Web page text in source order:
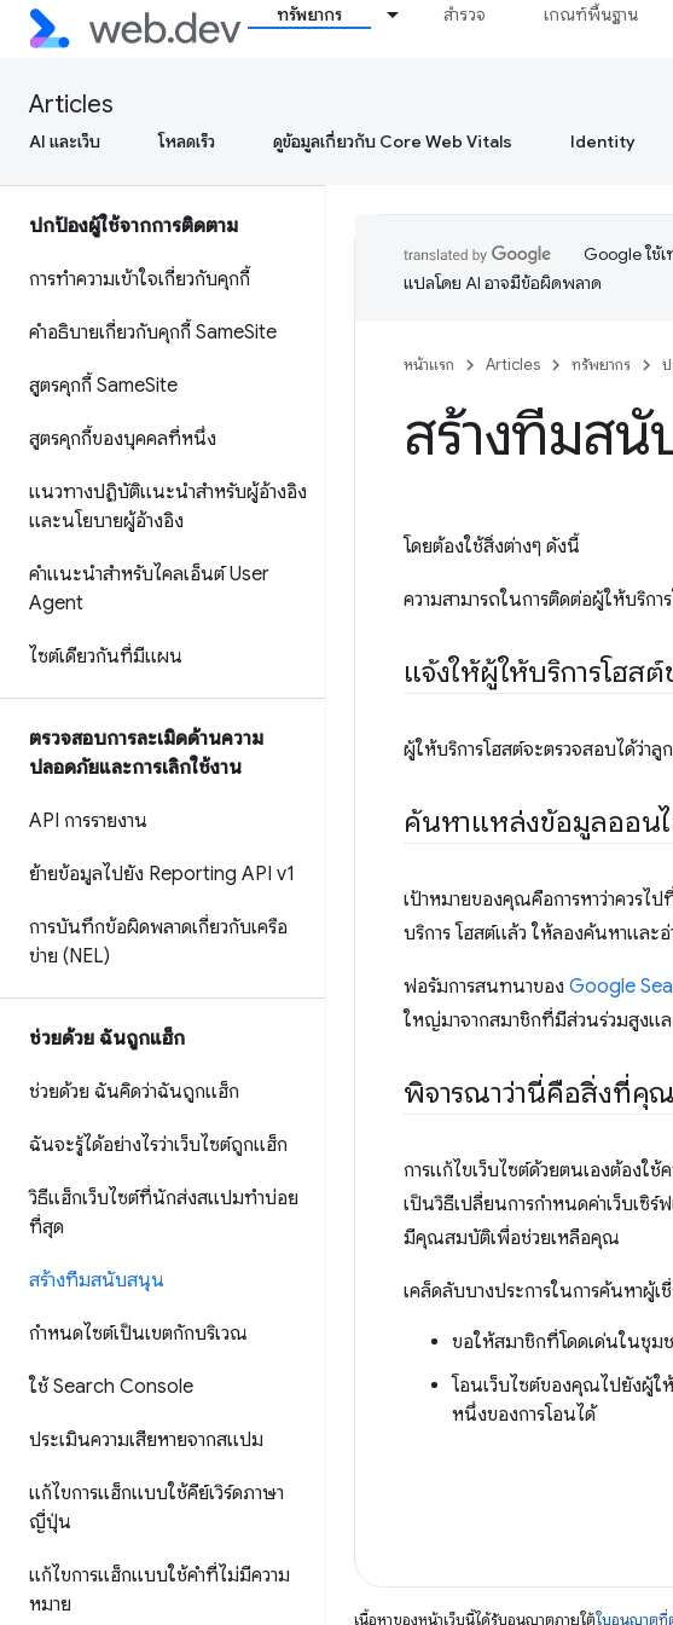
ทรัพยากร สำรวจ เกณฑ์พื้นฐาน
Articles
AI และเว็บ โหลดเร็ว ดูข้อมูลเกี่ยวกับ Core Web Vitals Identity
(XSS) ด้วยนโยบายรักษาความ
การโฮสต์ข้อมูลผู้ใช้อย่างปลอดภัยใน
เว็บแอปพลิเคชันสมัยใหม่
ปกป้องผู้ใช้จากการติดตาม
การทำความเข้าใจเกี่ยวกับคุกกี้
คำอธิบายเกี่ยวกับคุกกี้ SameSite
สูตรคุกกี้ SameSite
สูตรคุกกี้ของบุคคลที่หนึ่ง
แนวทางปฏิบัติแนะนำสำหรับผู้อ้างอิง
และนโยบายผู้อ้างอิง
คำแนะนำสำหรับไคลเอ็นต์ User
Agent
ไซต์เดียวกันที่มีแผน
ตรวจสอบการละเมิดด้านความ
ปลอดภัยและการเลิกใช้งาน
API การรายงาน
ย้ายข้อมูลไปยัง Reporting API v1
การบันทึกข้อผิดพลาดเกี่ยวกับเครือ
ข่าย (NEL)
ช่วยด้วย ฉันถูกแฮ็ก
ช่วยด้วย ฉันคิดว่าฉันถูกแฮ็ก
ฉันจะรู้ได้อย่างไรว่าเว็บไซต์ถูกแฮ็ก
วิธีแฮ็กเว็บไซต์ที่นักส่งสแปมทำบ่อย
ที่สุด
สร้างทีมสนับสนุน
กำหนดไซต์เป็นเขตกักบริเวณ
ใช้ Search Console
ประเมินความเสียหายจากสแปม
แก้ไขการแฮ็กแบบใช้คีย์เวิร์ดภาษา
ญี่ปุ่น
แก้ไขการแฮ็กแบบใช้คำที่ไม่มีความ
หมาย
Google ใช้
แปลโดย AI อาจมีข้อผิดพลาด
หน้าแรก Articles ทรัพยากร
สร้างทีมส
โดยต้องใช้สิ่งต่างๆ ดังนี้
ความสามารถในการติดต่อผู้ให้บริกา
แจ้งให้ผู้ให้บริการโฮส
ผู้ให้บริการโฮสต์จะตรวจสอบได้ว่า
ค้นหาแหล่งข้อมูลออน
เป้าหมายของคุณคือการหาว่าควร
บริการ โฮสต์แล้ว ให้ลองค้นหาแล
ฟอรัมการสนทนาของ Google
ใหญ่มาจากสมาชิกที่มีส่วนร่วมสูงแ
พิจารณาว่านี่คือสิ่งที่คุณ
การแก้ไขเว็บไซต์ด้วยตนเองต้องใช้
เป็นวิธีเปลี่ยนการกำหนดค่าเว็บเซิ
มีคุณสมบัติเพื่อช่วยเหลือคุณ
เคล็ดลับบางประการในการค้นหาผู้
ขอให้สมาชิกที่โดดเด่นในชุ
โอนเว็บไซต์ของคุณไปยังผู้ใ
หนึ่งของการโอนได้
เนื้อหาของหน้าเว็บนี้ได้รับอนุญาตภายใต้ใบอนุญาตที่